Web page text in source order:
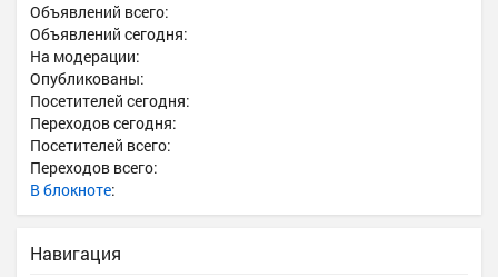
Объявлений всего:
Объявлений сегодня:
На модерации:
Опубликованы:
Посетителей сегодня:
Переходов сегодня:
Посетителей всего:
Переходов всего:
В блокноте:
Навигация